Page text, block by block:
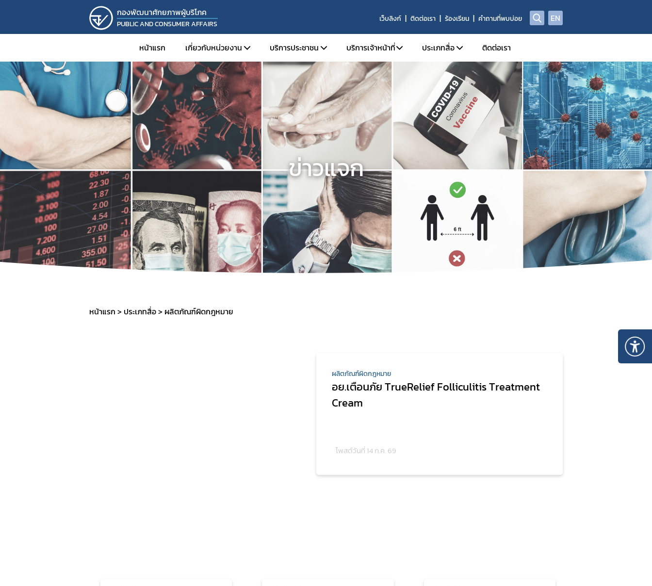
กองพัฒนาศักยภาพผู้บริโภค
PUBLIC AND CONSUMER AFFAIRS
เว็บลิงก์ ติดต่อเรา ร้องเรียน คำถามที่พบบ่อย EN
หน้าแรก เกี่ยวกับหน่วยงาน
ประวัติความเป็นมา
วิสัยทัศน์ พันธกิจ และหน้าที่ความรับผิดชอบ
โครงสร้าง
บุคลากร
รายงานประจำปี
KM
โครงการที่เกี่ยวข้อง
กิจกรรม
SOP
บริการประชาชน
ตรวจสอบผลิตภัณฑ์
คำถามที่พบบ่อย (FAQs)
ร้องเรียน
บริการเจ้าหน้าที่
SKYNET
รายงานการวิเคราะห์ข่าวประจำวัน
รายงานผลการดำเนินงานด้านข่าวประจำสัปดาห์
รายงานผลการดำเนินงานด้านข่าวประจำเดือน
จองห้องประชุมห้องอบรม
ประเภทสื่อ
ข่าวแจก
อินโฟกราฟิก
Check Sure Share
ผลิตภัณฑ์ผิดกฎหมาย
แอนิเมชัน
ติดต่อเรา
ข่าวแจก
หน้าแรก ประเภทสื่อ ผลิตภัณฑ์ผิดกฎหมาย
ผลิตภัณฑ์ผิดกฎหมาย
อย.เตือนภัย TrueRelief Folliculitis Treatment
Cream
โพสต์วันที่ 14 ก.ค. 69